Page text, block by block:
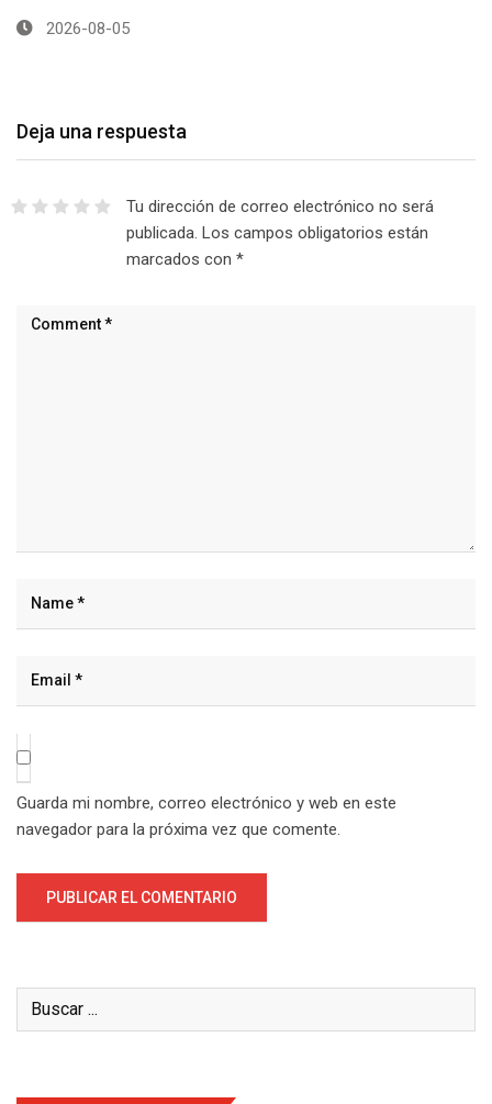
peaje de…
Deja una respuesta
Tu dirección de correo electrónico no será
publicada. Los campos obligatorios están
marcados con *
Guarda mi nombre, correo electrónico y web en este
navegador para la próxima vez que comente.